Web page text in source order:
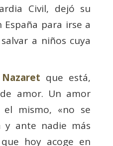
Civil, dejó su
para irse a
a niños cuya
que está,
amor. Un amor
mismo, «no se
y ante nadie más
hoy acoge en